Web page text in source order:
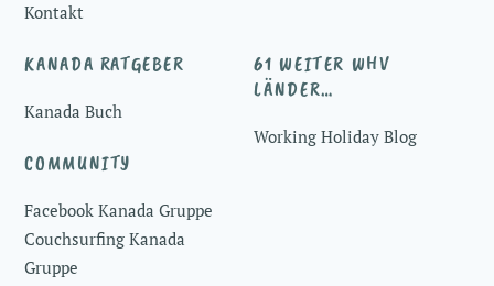
Kontakt
KANADA RATGEBER
Kanada Buch
COMMUNITY
Facebook Kanada Gruppe
Couchsurfing Kanada
Gruppe
61 WEITER WHV
LÄNDER…
Working Holiday Blog